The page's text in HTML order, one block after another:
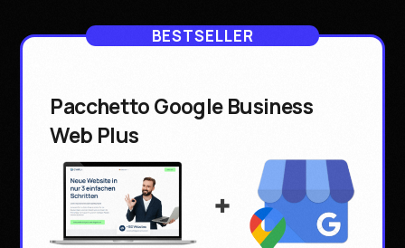
BESTSELLER
Pacchetto Google Business
Web Plus